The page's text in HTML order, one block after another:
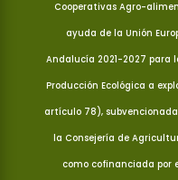
Cooperativas Agro-
ayuda de la Unión
Andalucía 2021-2027 para
Producción Ecológica a
artículo 78),
la Consejería de
como cofinanciada por